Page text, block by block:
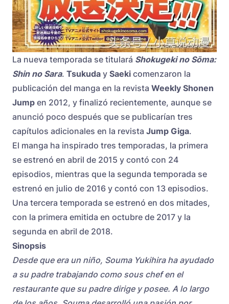
La nueva temporada se titulará Shokugeki no Sōma:
Shin no Sara. Tsukuda y Saeki comenzaron la
publicación del manga en la revista Weekly Shonen
Jump en 2012, y finalizó recientemente, aunque se
anunció poco después que se publicarían tres
capítulos adicionales en la revista Jump Giga.
El manga ha inspirado tres temporadas, la primera
se estrenó en abril de 2015 y contó con 24
episodios, mientras que la segunda temporada se
estrenó en julio de 2016 y contó con 13 episodios.
Una tercera temporada se estrenó en dos mitades,
con la primera emitida en octubre de 2017 y la
segunda en abril de 2018.
Sinopsis
Desde que era un niño, Souma Yukihira ha ayudado
a su padre trabajando como sous chef en el
restaurante que su padre dirige y posee. A lo largo